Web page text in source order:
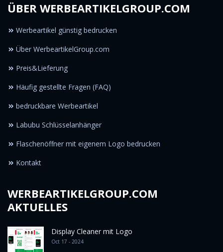
ÜBER WERBEARTIKELGROUP.COM
Werbeartikel günstig bedrucken
Über WerbeartikelGroup.com
Preis&Lieferung
Häufig gestellte Fragen (FAQ)
bedruckbare Werbeartikel
Labubu Schlüsselanhänger
Flaschenöffner mit eigenem Logo bedrucken
Kontakt
WERBEARTIKELGROUP.COM
AKTUELLES
Display Cleaner mit Logo
Oct 17 - 2024